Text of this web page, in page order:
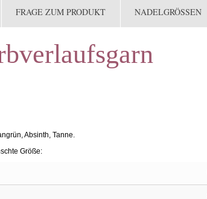
FRAGE ZUM PRODUKT NADELGRÖSSEN
Absinth, Tanne.
Größe: